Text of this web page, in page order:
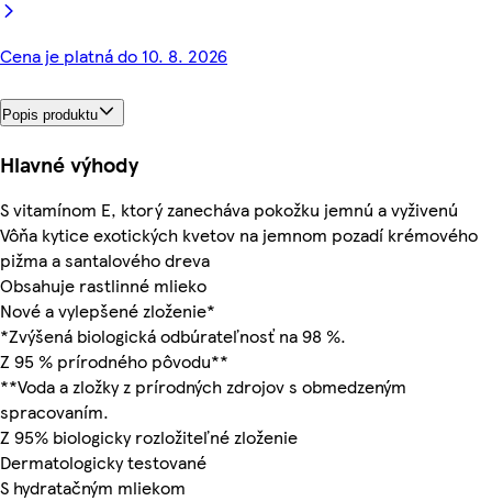
Cena je platná do 10. 8. 2026
Popis produktu
Hlavné výhody
S vitamínom E, ktorý zanecháva pokožku jemnú a vyživenú
Vôňa kytice exotických kvetov na jemnom pozadí krémového
pižma a santalového dreva
Obsahuje rastlinné mlieko
Nové a vylepšené zloženie*
*Zvýšená biologická odbúrateľnosť na 98 %.
Z 95 % prírodného pôvodu**
**Voda a zložky z prírodných zdrojov s obmedzeným
spracovaním.
Z 95% biologicky rozložiteľné zloženie
Dermatologicky testované
S hydratačným mliekom